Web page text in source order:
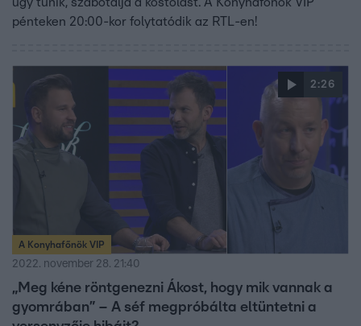
pénteken 20:00-kor folytatódik az RTL-en!
2:26
A Konyhafőnök VIP
2022. november 28. 21:40
„Meg kéne röntgenezni Ákost, hogy mik vannak a
gyomrában” – A séf megpróbálta eltüntetni a